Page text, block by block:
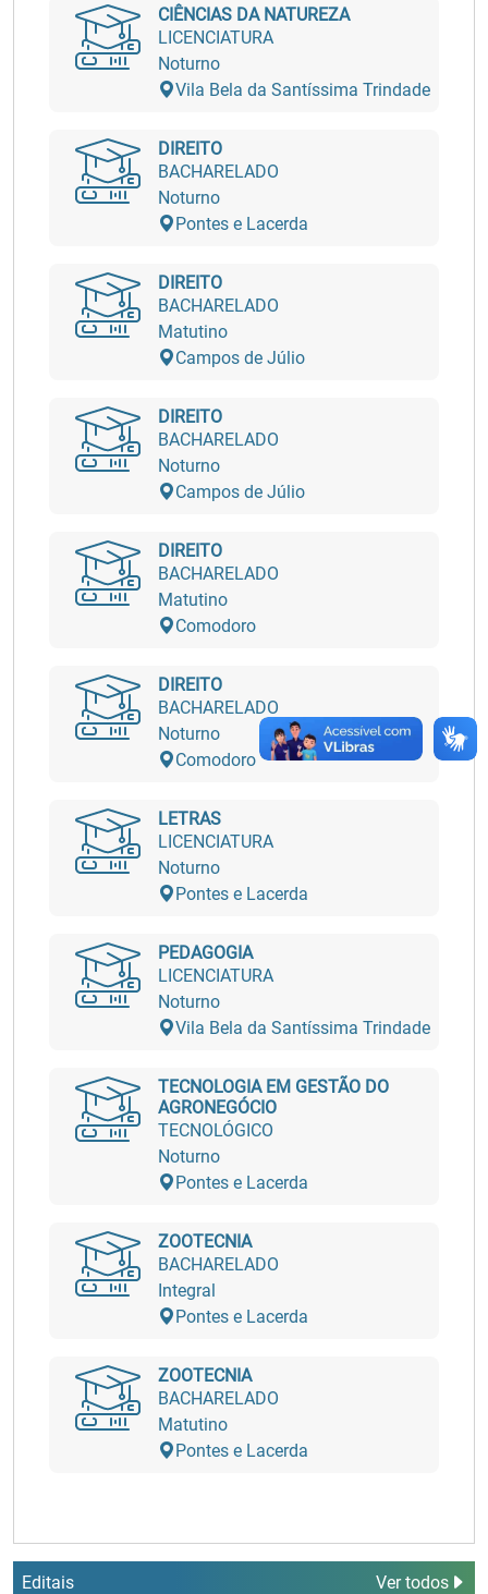
CIÊNCIAS DA NATUREZA
LICENCIATURA
Noturno
Vila Bela da Santíssima Trindade
DIREITO
BACHARELADO
Noturno
Pontes e Lacerda
DIREITO
BACHARELADO
Matutino
Campos de Júlio
DIREITO
BACHARELADO
Noturno
Campos de Júlio
DIREITO
BACHARELADO
Matutino
Comodoro
DIREITO
BACHARELADO
Noturno
Comodoro
LETRAS
LICENCIATURA
Noturno
Pontes e Lacerda
PEDAGOGIA
LICENCIATURA
Noturno
Vila Bela da Santíssima Trindade
TECNOLOGIA EM GESTÃO DO
AGRONEGÓCIO
TECNOLÓGICO
Noturno
Pontes e Lacerda
ZOOTECNIA
BACHARELADO
Integral
Pontes e Lacerda
ZOOTECNIA
BACHARELADO
Matutino
Pontes e Lacerda
Editais Ver todos